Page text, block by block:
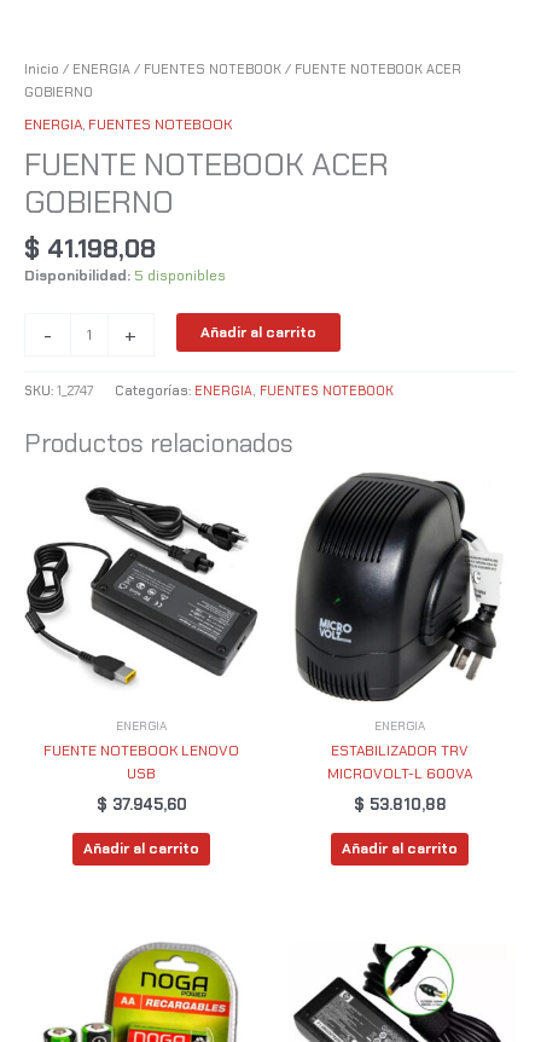
Inicio / ENERGIA / FUENTES NOTEBOOK / FUENTE NOTEBOOK ACER
GOBIERNO
ENERGIA, FUENTES NOTEBOOK
FUENTE NOTEBOOK ACER
GOBIERNO
$ 41.198,08
Disponibilidad: 5 disponibles
- + Añadir al carrito
SKU: 1_2747 Categorías: ENERGIA FUENTES NOTEBOOK
Productos relacionados
ENERGIA
FUENTE NOTEBOOK LENOVO
USB
$ 37.945,60
Añadir al carrito
ENERGIA
ESTABILIZADOR TRV
MICROVOLT-L 600VA
$ 53.810,88
Añadir al carrito